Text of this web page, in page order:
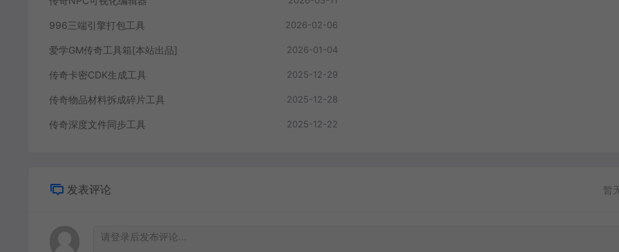
996三端引擎打包工具 2026-02-06
爱学GM传奇工具箱[本站出品] 2026-01-04
传奇卡密CDK生成工具 2025-12-29
传奇物品材料拆成碎片工具 2025-12-28
传奇深度文件同步工具 2025-12-22
发表评论 暂